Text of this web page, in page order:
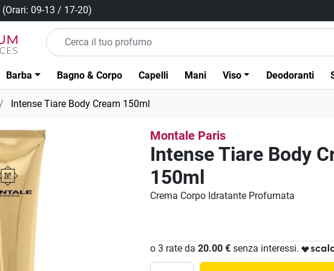
(Orari: 09-13 / 17-20)
Barba Bagno & Corpo Capelli Mani Viso Deodoranti
Intense Tiare Body Cream 150ml
Montale Paris
Intense Tiare Body
150ml
Crema Corpo Idratante Profumata
o 3 rate da20.00 € senza interessi.